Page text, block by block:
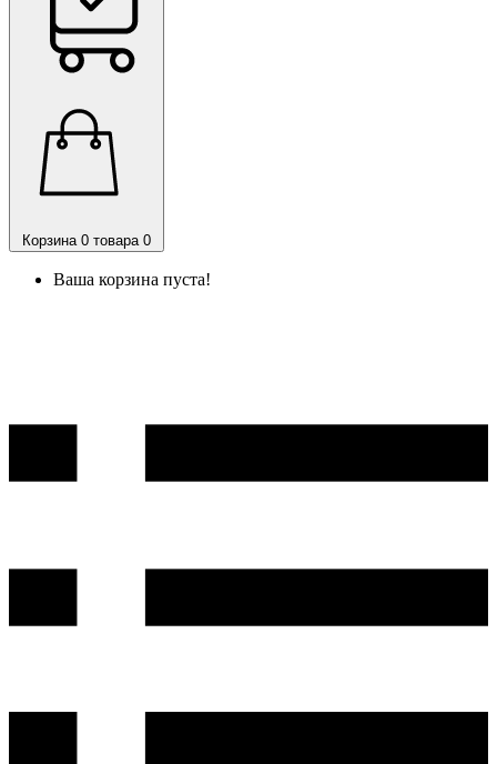
Корзина 0 товара 0
Ваша корзина пуста!